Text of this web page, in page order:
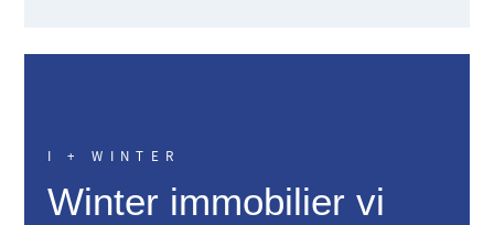
I + WINTER
Winter immobilier vi